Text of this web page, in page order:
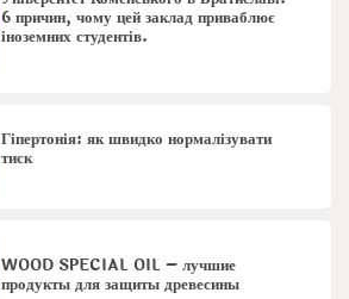
6 причин, чому цей заклад приваблює
іноземних студентів.
Гіпертонія: як швидко нормалізувати
тиск
WOOD SPECIAL OIL – лучшие
продукты для защиты древесины